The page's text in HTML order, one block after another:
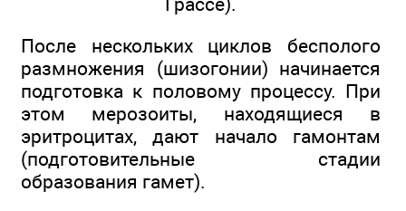
После нескольких циклов бесполого
размножения (шизогонии) начинается
подготовка к половому процессу. При
этом мерозоиты, находящиеся в
эритроцитах, дают начало гамонтам
(подготовительные стадии
образования гамет).